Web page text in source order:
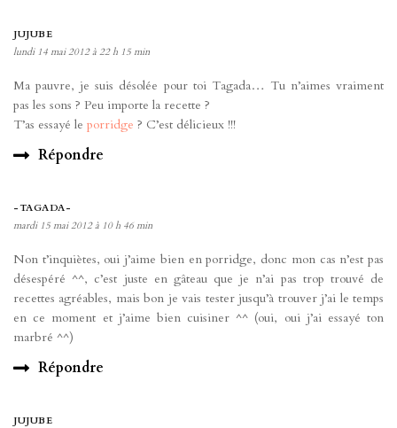
JUJUBE
lundi 14 mai 2012 à 22 h 15 min
Ma pauvre, je suis désolée pour toi Tagada… Tu n’aimes vraiment
pas les sons ? Peu importe la recette ?
T’as essayé le porridge ? C’est délicieux !!!
Répondre
-TAGADA-
mardi 15 mai 2012 à 10 h 46 min
Non t’inquiètes, oui j’aime bien en porridge, donc mon cas n’est pas
désespéré ^^, c’est juste en gâteau que je n’ai pas trop trouvé de
recettes agréables, mais bon je vais tester jusqu’à trouver j’ai le temps
en ce moment et j’aime bien cuisiner ^^ (oui, oui j’ai essayé ton
marbré ^^)
Répondre
JUJUBE